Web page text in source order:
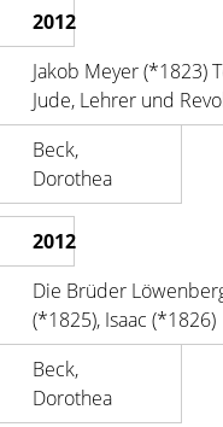
2012
Jakob Meyer (*1823)
Jude, Lehrer und
Beck,
Dorothea
2012
Die Brüder
(*1825), Isaac (*1826)
Beck,
Dorothea